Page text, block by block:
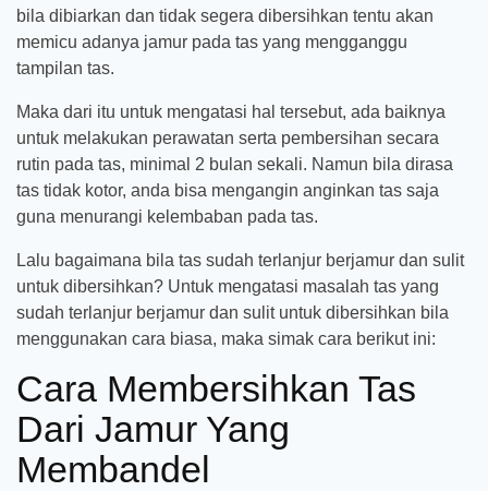
bila dibiarkan dan tidak segera dibersihkan tentu akan
memicu adanya jamur pada tas yang mengganggu
tampilan tas.
Maka dari itu untuk mengatasi hal tersebut, ada baiknya
untuk melakukan perawatan serta pembersihan secara
rutin pada tas, minimal 2 bulan sekali. Namun bila dirasa
tas tidak kotor, anda bisa mengangin anginkan tas saja
guna menurangi kelembaban pada tas.
Lalu bagaimana bila tas sudah terlanjur berjamur dan sulit
untuk dibersihkan? Untuk mengatasi masalah tas yang
sudah terlanjur berjamur dan sulit untuk dibersihkan bila
menggunakan cara biasa, maka simak cara berikut ini:
Cara Membersihkan Tas
Dari Jamur Yang
Membandel